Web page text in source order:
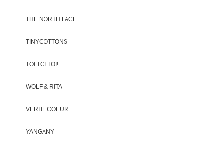
THE NORTH FACE
TINYCOTTONS
TOI TOI TOI!
WOLF & RITA
VERITECOEUR
YANGANY